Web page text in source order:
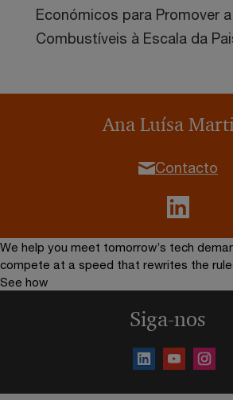
Económicos para Promover
Combustíveis à Escala da
Ana Luísa
Contacto
We help you meet tomorrow’s tech
compete at a speed that rewrites the
See how
Siga-nos